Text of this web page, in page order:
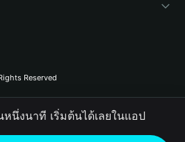
Reserved
นึ่งนาที เริ่มต้นได้เลยในแอป